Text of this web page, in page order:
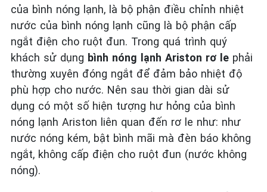
của bình nóng lạnh, là bộ phận điều chỉnh nhiệt
nước của bình nóng lạnh cũng là bộ phận cấp
ngắt điện cho ruột đun. Trong quá trình quý
khách sử dụng bình nóng lạnh Ariston rơ le phải
thường xuyên đóng ngắt để đảm bảo nhiệt độ
phù hợp cho nước. Nên sau thời gian dài sử
dụng có một số hiện tượng hư hỏng của bình
nóng lạnh Ariston liên quan đến rơ le như: như
nước nóng kém, bật bình mãi mà đèn báo không
ngắt, không cấp điện cho ruột đun (nước không
nóng).